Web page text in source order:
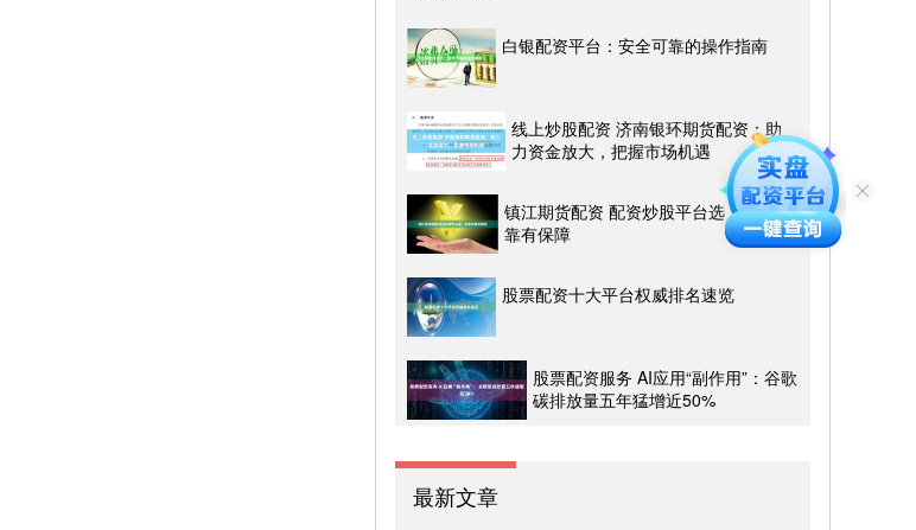
白银配资平台：安全可靠的操作指南
线上炒股配资 济南银环期货配资：助
力资金放大，把握市场机遇
镇江期货配资 配资炒股平台选，安全可
靠有保障
股票配资十大平台权威排名速览
股票配资服务 AI应用“副作用”：谷歌
碳排放量五年猛增近50%
最新文章